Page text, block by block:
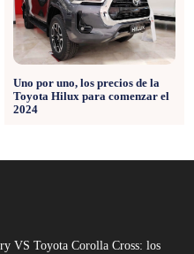
Uno por uno, los precios de la
Toyota Hilux para comenzar el
2024
VS Toyota Corolla Cross: los